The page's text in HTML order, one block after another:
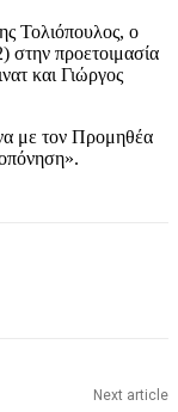
Τολιόπουλος, ο
στην προετοιμασία
και Γιώργος
με τον Προμηθέα
Next article